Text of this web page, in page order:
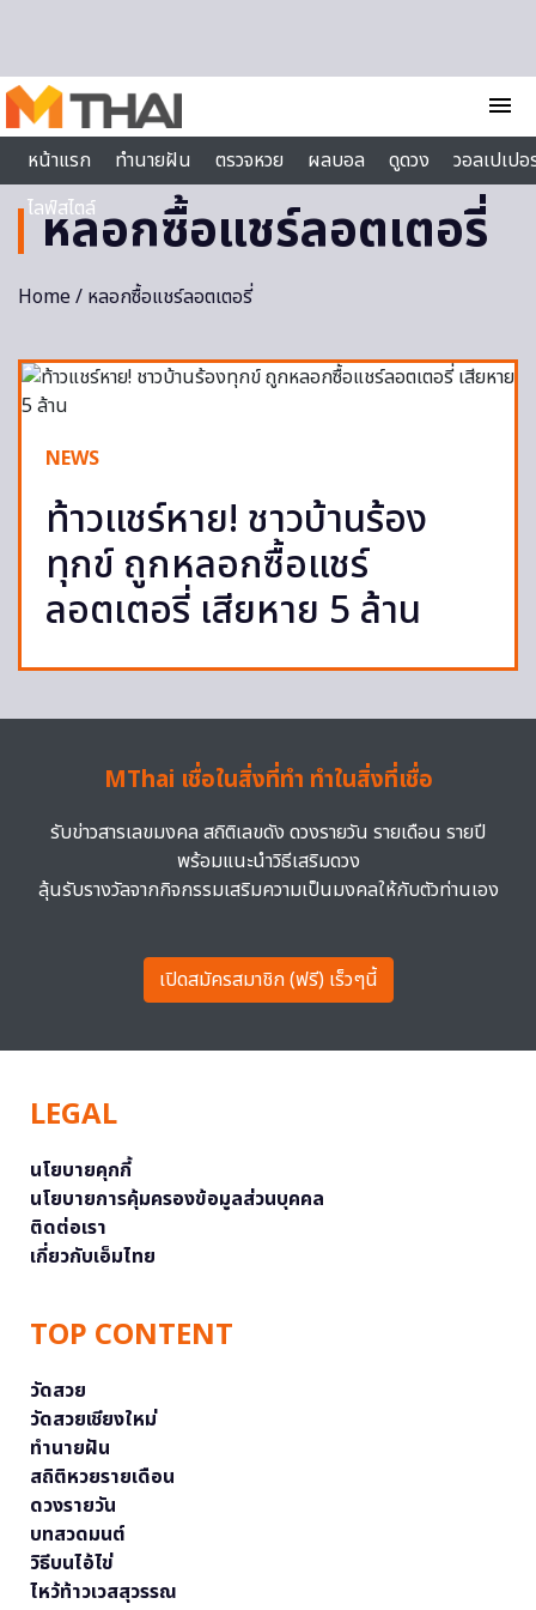
menu
หน้าแรก
ทำนายฝัน ตรวจหวย ผลบอล ดูดวง
วอลเปเป
ไลฟ์สไตล์
หลอกซื้อแชร์ลอตเตอรี่
Home/ หลอกซื้อแชร์ลอตเตอรี่
NEWS
ท้าวแชร์หาย! ชาวบ้านร้อง
ทุกข์ ถูกหลอกซื้อแชร์
ลอตเตอรี่ เสียหาย 5 ล้าน
MThai เชื่อในสิ่งที่ทำ ทำในสิ่งที่เชื่อ
รับข่าวสารเลขมงคล สถิติเลขดัง ดวงรายวัน รายเดือน รายปี
พร้อมแนะนำวิธีเสริมดวง
ลุ้นรับรางวัลจากกิจกรรมเสริมความเป็นมงคลให้กับตัวท่านเอง
เปิดสมัครสมาชิก (ฟรี) เร็วๆนี้
LEGAL
นโยบายคุกกี้
นโยบายการคุ้มครองข้อมูลส่วนบุคคล
ติดต่อเรา
เกี่ยวกับเอ็มไทย
TOP CONTENT
วัดสวย
วัดสวยเชียงใหม่
ทำนายฝัน
สถิติหวยรายเดือน
ดวงรายวัน
บทสวดมนต์
วิธีบนไอ้ไข่
ไหว้ท้าวเวสสุวรรณ